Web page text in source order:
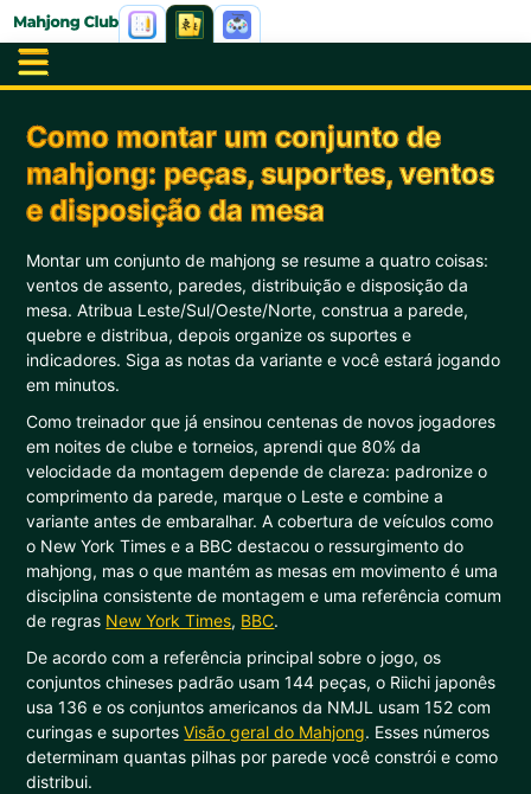
Como montar um conjunto de
mahjong: peças, suportes, ventos
e disposição da mesa
Montar um conjunto de mahjong se resume a quatro coisas:
ventos de assento, paredes, distribuição e disposição da
mesa. Atribua Leste/Sul/Oeste/Norte, construa a parede,
quebre e distribua, depois organize os suportes e
indicadores. Siga as notas da variante e você estará jogando
em minutos.
Como treinador que já ensinou centenas de novos jogadores
em noites de clube e torneios, aprendi que 80% da
velocidade da montagem depende de clareza: padronize o
comprimento da parede, marque o Leste e combine a
variante antes de embaralhar. A cobertura de veículos como
o New York Times e a BBC destacou o ressurgimento do
mahjong, mas o que mantém as mesas em movimento é uma
disciplina consistente de montagem e uma referência comum
de regras New York Times, BBC.
De acordo com a referência principal sobre o jogo, os
conjuntos chineses padrão usam 144 peças, o Riichi japonês
usa 136 e os conjuntos americanos da NMJL usam 152 com
curingas e suportesVisão geral do Mahjong. Esses números
determinam quantas pilhas por parede você constrói e como
distribui.